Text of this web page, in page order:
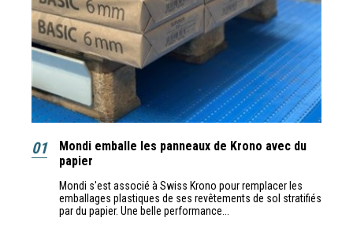
01
Mondi emballe les panneaux de Krono avec du
papier
Mondi s'est associé à Swiss Krono pour remplacer les
emballages plastiques de ses revêtements de sol stratifiés
par du papier. Une belle performance...